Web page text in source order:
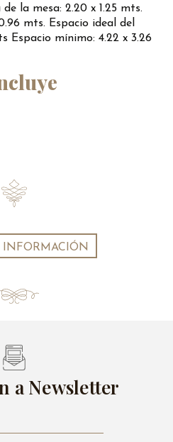
la mesa: 2.20 x 1.25 mts.
mts. Espacio ideal del
Espacio mínimo: 4.22 x 3.26
INFORMACIÓN
a Newsletter